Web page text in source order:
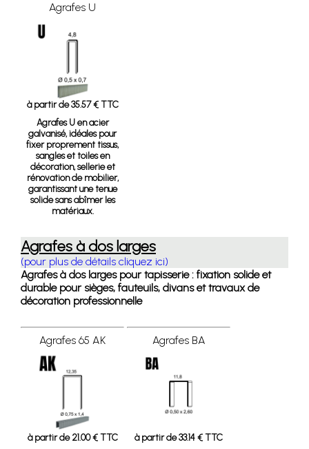
Agrafes U
à partir de 35.57 € TTC
Agrafes U en acier
galvanisé, idéales pour
fixer proprement tissus,
sangles et toiles en
décoration, sellerie et
rénovation de mobilier,
garantissant une tenue
solide sans abîmer les
matériaux.
Agrafes à dos larges
(pour plus de détails cliquez ici)
Agrafes à dos larges pour tapisserie : fixation solide et
durable pour sièges, fauteuils, divans et travaux de
décoration professionnelle
Agrafes 65 AK
à partir de 21.00 € TTC
Agrafes BA
à partir de 33.14 € TTC